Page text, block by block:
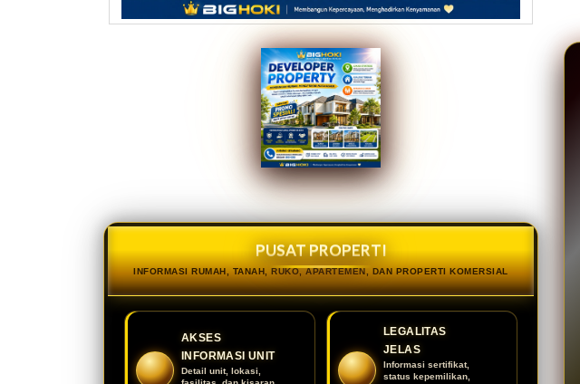
PUSAT PROPERTI
INFORMASI RUMAH, TANAH, RUKO, APARTEMEN, DAN PROPERTI KOMERSIAL
AKSES
INFORMASI UNIT
Detail unit, lokasi,
LEGALITAS
JELAS
Informasi sertifikat,
status kepemilikan,